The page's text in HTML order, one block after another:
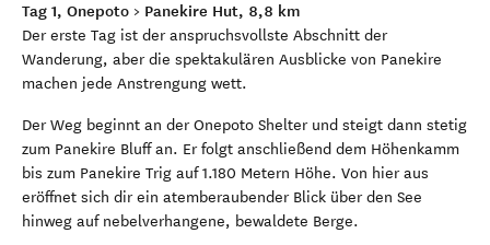
Tag 1, Onepoto > Panekire Hut, 8,8 km
Der erste Tag ist der anspruchsvollste Abschnitt der
Wanderung, aber die spektakulären Ausblicke von Panekire
machen jede Anstrengung wett.
Der Weg beginnt an der Onepoto Shelter und steigt dann stetig
zum Panekire Bluff an. Er folgt anschließend dem Höhenkamm
bis zum Panekire Trig auf 1.180 Metern Höhe. Von hier aus
eröffnet sich dir ein atemberaubender Blick über den See
hinweg auf nebelverhangene, bewaldete Berge.